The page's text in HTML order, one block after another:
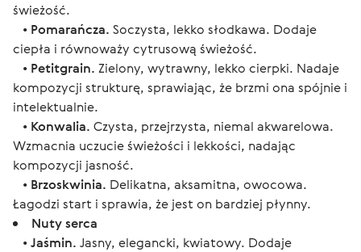
świeżość.
• Pomarańcza. Soczysta, lekko słodkawa. Dodaje
ciepła i równoważy cytrusową świeżość.
• Petitgrain. Zielony, wytrawny, lekko cierpki. Nadaje
kompozycji strukturę, sprawiając, że brzmi ona spójnie i
intelektualnie.
• Konwalia. Czysta, przejrzysta, niemal akwarelowa.
Wzmacnia uczucie świeżości i lekkości, nadając
kompozycji jasność.
• Brzoskwinia. Delikatna, aksamitna, owocowa.
Łagodzi start i sprawia, że jest on bardziej płynny.
Nuty serca
•Jaśmin. Jasny, elegancki, kwiatowy. Dodaje